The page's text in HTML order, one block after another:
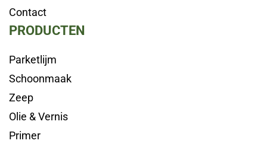
Contact
PRODUCTEN
Parketlijm
Schoonmaak
Zeep
Olie & Vernis
Primer